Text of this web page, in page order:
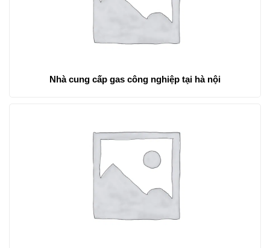
Nhà cung cấp gas công nghiệp tại hà nội